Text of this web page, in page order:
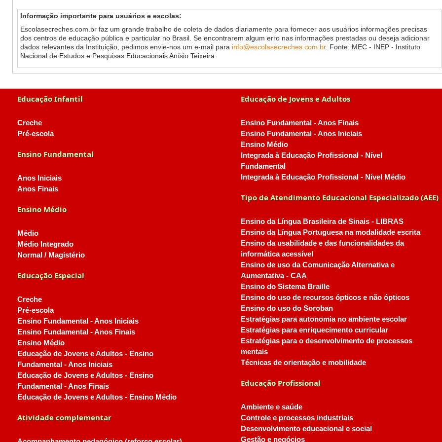
Informação importante para usuários e escolas:
Escolasecreches.com.br faz um grande trabalho de coleta de dados diariamente para fornecer aos usuários informações precisas
dos centros de educação pública e particular no Brasil. Se encontrarem algum erro nas informações prestadas ou deseja adicionar
dados relevantes da Instituição, pedimos envie-nos um e-mail para info@escolasecreches.com.br. Fonte: MEC - INEP - Instituto
Nacional de Estudos e Pesquisas Educacionais Anísio Teixeira
Educação Infantil
Creche
Pré-escola
Ensino Fundamental
Anos Iniciais
Anos Finais
Ensino Médio
Médio
Médio Integrado
Normal / Magistério
Educação Especial
Creche
Pré-escola
Ensino Fundamental - Anos Iniciais
Ensino Fundamental - Anos Finais
Ensino Médio
Educação de Jovens e Adultos - Ensino
Fundamental - Anos Iniciais
Educação de Jovens e Adultos - Ensino
Fundamental - Anos Finais
Educação de Jovens e Adultos - Ensino Médio
Atividade complementar
Educação de Jovens e Adultos
Ensino Fundamental - Anos Finais
Ensino Fundamental - Anos Iniciais
Ensino Médio
Integrada à Educação Profissional - Nível
Fundamental
Integrada à Educação Profissional - Nível Médio
Tipo de Atendimento Educacional Especializado (AEE)
Ensino da Língua Brasileira de Sinais - LIBRAS
Ensino da Língua Portuguesa na modalidade escrita
Ensino da usabilidade e das funcionalidades da
informática acessível
Ensino de uso da Comunicação Alternativa e
Aumentativa - CAA
Ensino do Sistema Braille
Ensino do uso de recursos ópticos e não ópticos
Ensino do uso do Soroban
Estratégias para autonomia no ambiente escolar
Estratégias para enriquecimento curricular
Estratégias para o desenvolvimento de processos
mentais
Técnicas de orientação e mobilidade
Educação Profissional
Ambiente e saúde
Controle e processos industriais
Desenvolvimento educacional e social
Gestão e negócios